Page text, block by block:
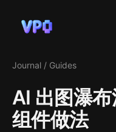
Journal / Guides
AI 出图瀑
组件做法